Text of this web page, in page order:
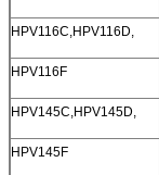
HPV116C,HPV116D,
HPV116F
HPV145C,HPV145D,
HPV145F